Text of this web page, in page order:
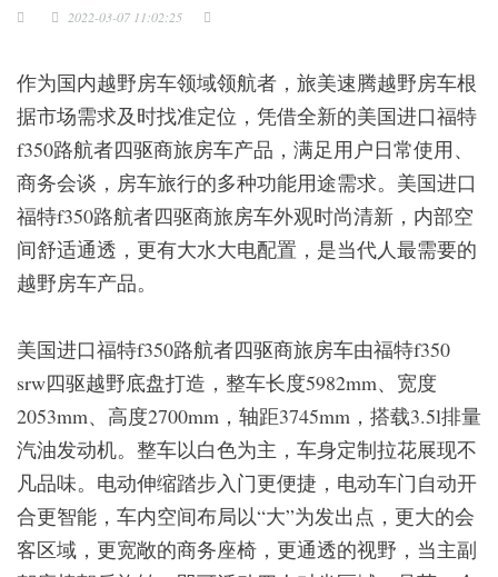
2022-03-07 11:02:25
作为国内越野房车领域领航者，旅美速腾越野房车根
据市场需求及时找准定位，凭借全新的美国进口福特
f350路航者四驱商旅房车产品，满足用户日常使用、
商务会谈，房车旅行的多种功能用途需求。美国进口
福特f350路航者四驱商旅房车外观时尚清新，内部空
间舒适通透，更有大水大电配置，是当代人最需要的
越野房车产品。
美国进口福特f350路航者四驱商旅房车由福特f350
srw四驱越野底盘打造，整车长度5982mm、宽度
2053mm、高度2700mm，轴距3745mm，搭载3.5l排量
汽油发动机。整车以白色为主，车身定制拉花展现不
凡品味。电动伸缩踏步入门更便捷，电动车门自动开
合更智能，车内空间布局以“大”为发出点，更大的会
客区域，更宽敞的商务座椅，更通透的视野，当主副